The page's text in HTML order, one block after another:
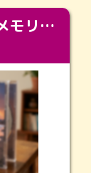
急な依頼にも寄り添う対応。メモリアルコーナーで振り返る大切な日々